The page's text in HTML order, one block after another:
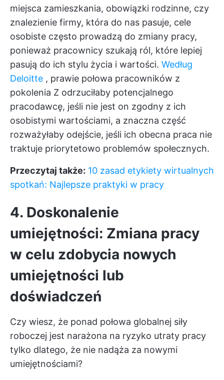
miejsca zamieszkania, obowiązki rodzinne, czy
znalezienie firmy, która do nas pasuje, cele
osobiste często prowadzą do zmiany pracy,
ponieważ pracownicy szukają ról, które lepiej
pasują do ich stylu życia i wartości. Według
Deloitte , prawie połowa pracowników z
pokolenia Z odrzuciłaby potencjalnego
pracodawcę, jeśli nie jest on zgodny z ich
osobistymi wartościami, a znaczna część
rozważyłaby odejście, jeśli ich obecna praca nie
traktuje priorytetowo problemów społecznych.
Przeczytaj także: 10 zasad etykiety wirtualnych
spotkań: Najlepsze praktyki w pracy
4. Doskonalenie
umiejętności: Zmiana pracy
w celu zdobycia nowych
umiejętności lub
doświadczeń
Czy wiesz, że ponad połowa globalnej siły
roboczej jest narażona na ryzyko utraty pracy
tylko dlatego, że nie nadąża za nowymi
umiejętnościami?